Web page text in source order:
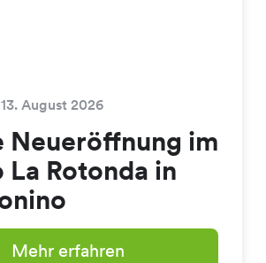
August 2026
Neueröffnung im
Rotonda in
Mehr erfahren